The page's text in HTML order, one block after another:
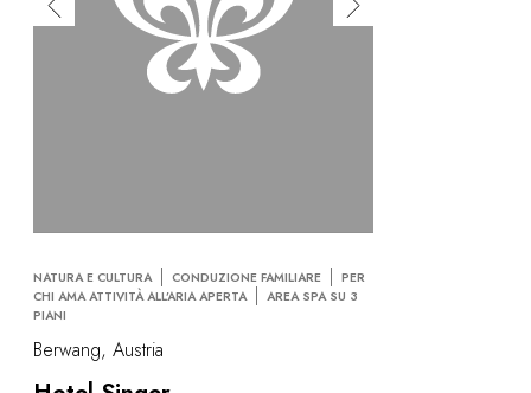
NATURA E CULTURA CONDUZIONE FAMILIARE
PER
CHI AMA ATTIVITÀ ALL’ARIA APERTA
AREA SPA SU 3
PIANI
Berwang, Austria